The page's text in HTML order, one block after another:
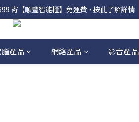
寄【順豐智能櫃】免運費，按此了解詳情
腦產品 網絡產品 影音產品